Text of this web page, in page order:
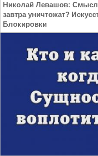
Николай Левашов:
завтра уничтожат?
Блокировки